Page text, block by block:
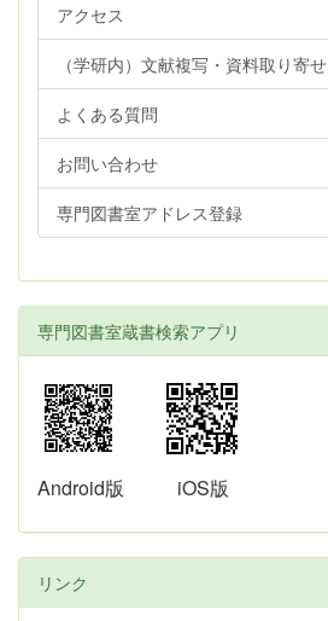
アクセス
（学研内）文献複写・資料取り寄せ
よくある質問
お問い合わせ
専門図書室アドレス登録
専門図書室蔵書検索アプリ
Android版 iOS版
リンク